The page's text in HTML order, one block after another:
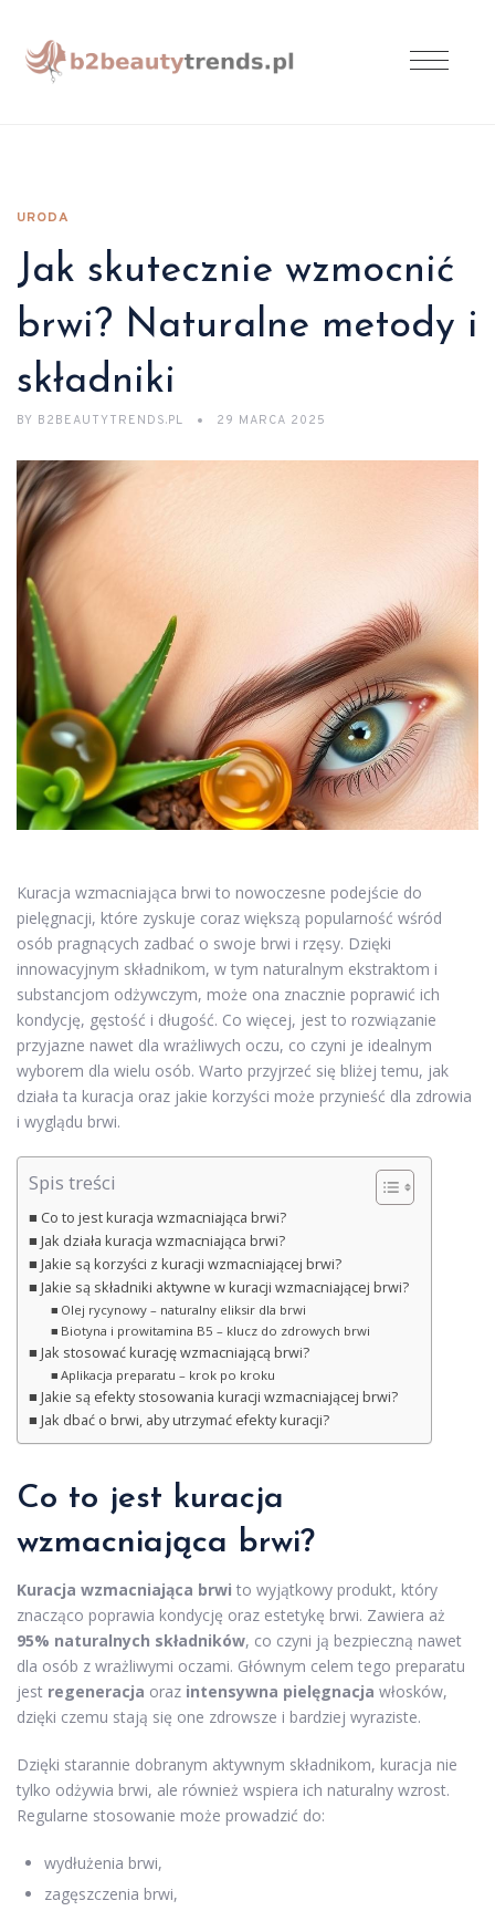
URODA
Jak skutecznie wzmocnić
brwi? Naturalne metody i
składniki
BY B2BEAUTYTRENDS.PL 29 MARCA 2025
Kuracja wzmacniająca brwi to nowoczesne podejście do
pielęgnacji, które zyskuje coraz większą popularność wśród
osób pragnących zadbać o swoje brwi i rzęsy. Dzięki
innowacyjnym składnikom, w tym naturalnym ekstraktom i
substancjom odżywczym, może ona znacznie poprawić ich
kondycję, gęstość i długość. Co więcej, jest to rozwiązanie
przyjazne nawet dla wrażliwych oczu, co czyni je idealnym
wyborem dla wielu osób. Warto przyjrzeć się bliżej temu, jak
działa ta kuracja oraz jakie korzyści może przynieść dla zdrowia
i wyglądu brwi.
Spis treści
Co to jest kuracja wzmacniająca brwi?
Jak działa kuracja wzmacniająca brwi?
Jakie są korzyści z kuracji wzmacniającej brwi?
Jakie są składniki aktywne w kuracji wzmacniającej brwi?
Olej rycynowy – naturalny eliksir dla brwi
Biotyna i prowitamina B5 – klucz do zdrowych brwi
Jak stosować kurację wzmacniającą brwi?
Aplikacja preparatu – krok po kroku
Jakie są efekty stosowania kuracji wzmacniającej brwi?
Jak dbać o brwi, aby utrzymać efekty kuracji?
Co to jest kuracja
wzmacniająca brwi?
Kuracja wzmacniająca brwi to wyjątkowy produkt, który
znacząco poprawia kondycję oraz estetykę brwi. Zawiera aż
95% naturalnych składników, co czyni ją bezpieczną nawet
dla osób z wrażliwymi oczami. Głównym celem tego preparatu
jest regeneracja oraz intensywna pielęgnacja włosków,
dzięki czemu stają się one zdrowsze i bardziej wyraziste.
Dzięki starannie dobranym aktywnym składnikom, kuracja nie
tylko odżywia brwi, ale również wspiera ich naturalny wzrost.
Regularne stosowanie może prowadzić do:
wydłużenia brwi,
zagęszczenia brwi,